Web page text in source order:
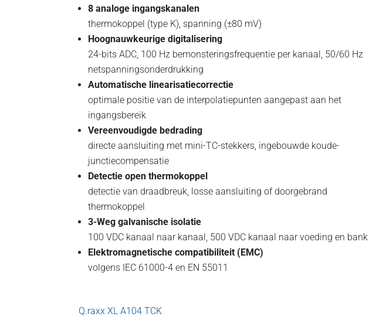
8 analoge ingangskanalen
thermokoppel (type K), spanning (±80 mV)
Hoognauwkeurige digitalisering
24-bits ADC, 100 Hz bemonsteringsfrequentie per kanaal, 50/60 Hz
netspanningsonderdrukking
Automatische linearisatiecorrectie
optimale positie van de interpolatiepunten aangepast aan het
ingangsbereik
Vereenvoudigde bedrading
directe aansluiting met mini-TC-stekkers, ingebouwde koude-
junctiecompensatie
Detectie open thermokoppel
detectie van draadbreuk, losse aansluiting of doorgebrand
thermokoppel
3-Weg galvanische isolatie
100 VDC kanaal naar kanaal, 500 VDC kanaal naar voeding en bank
Elektromagnetische compatibiliteit (EMC)
volgens IEC 61000-4 en EN 55011
Q.raxx XL A104 TCK